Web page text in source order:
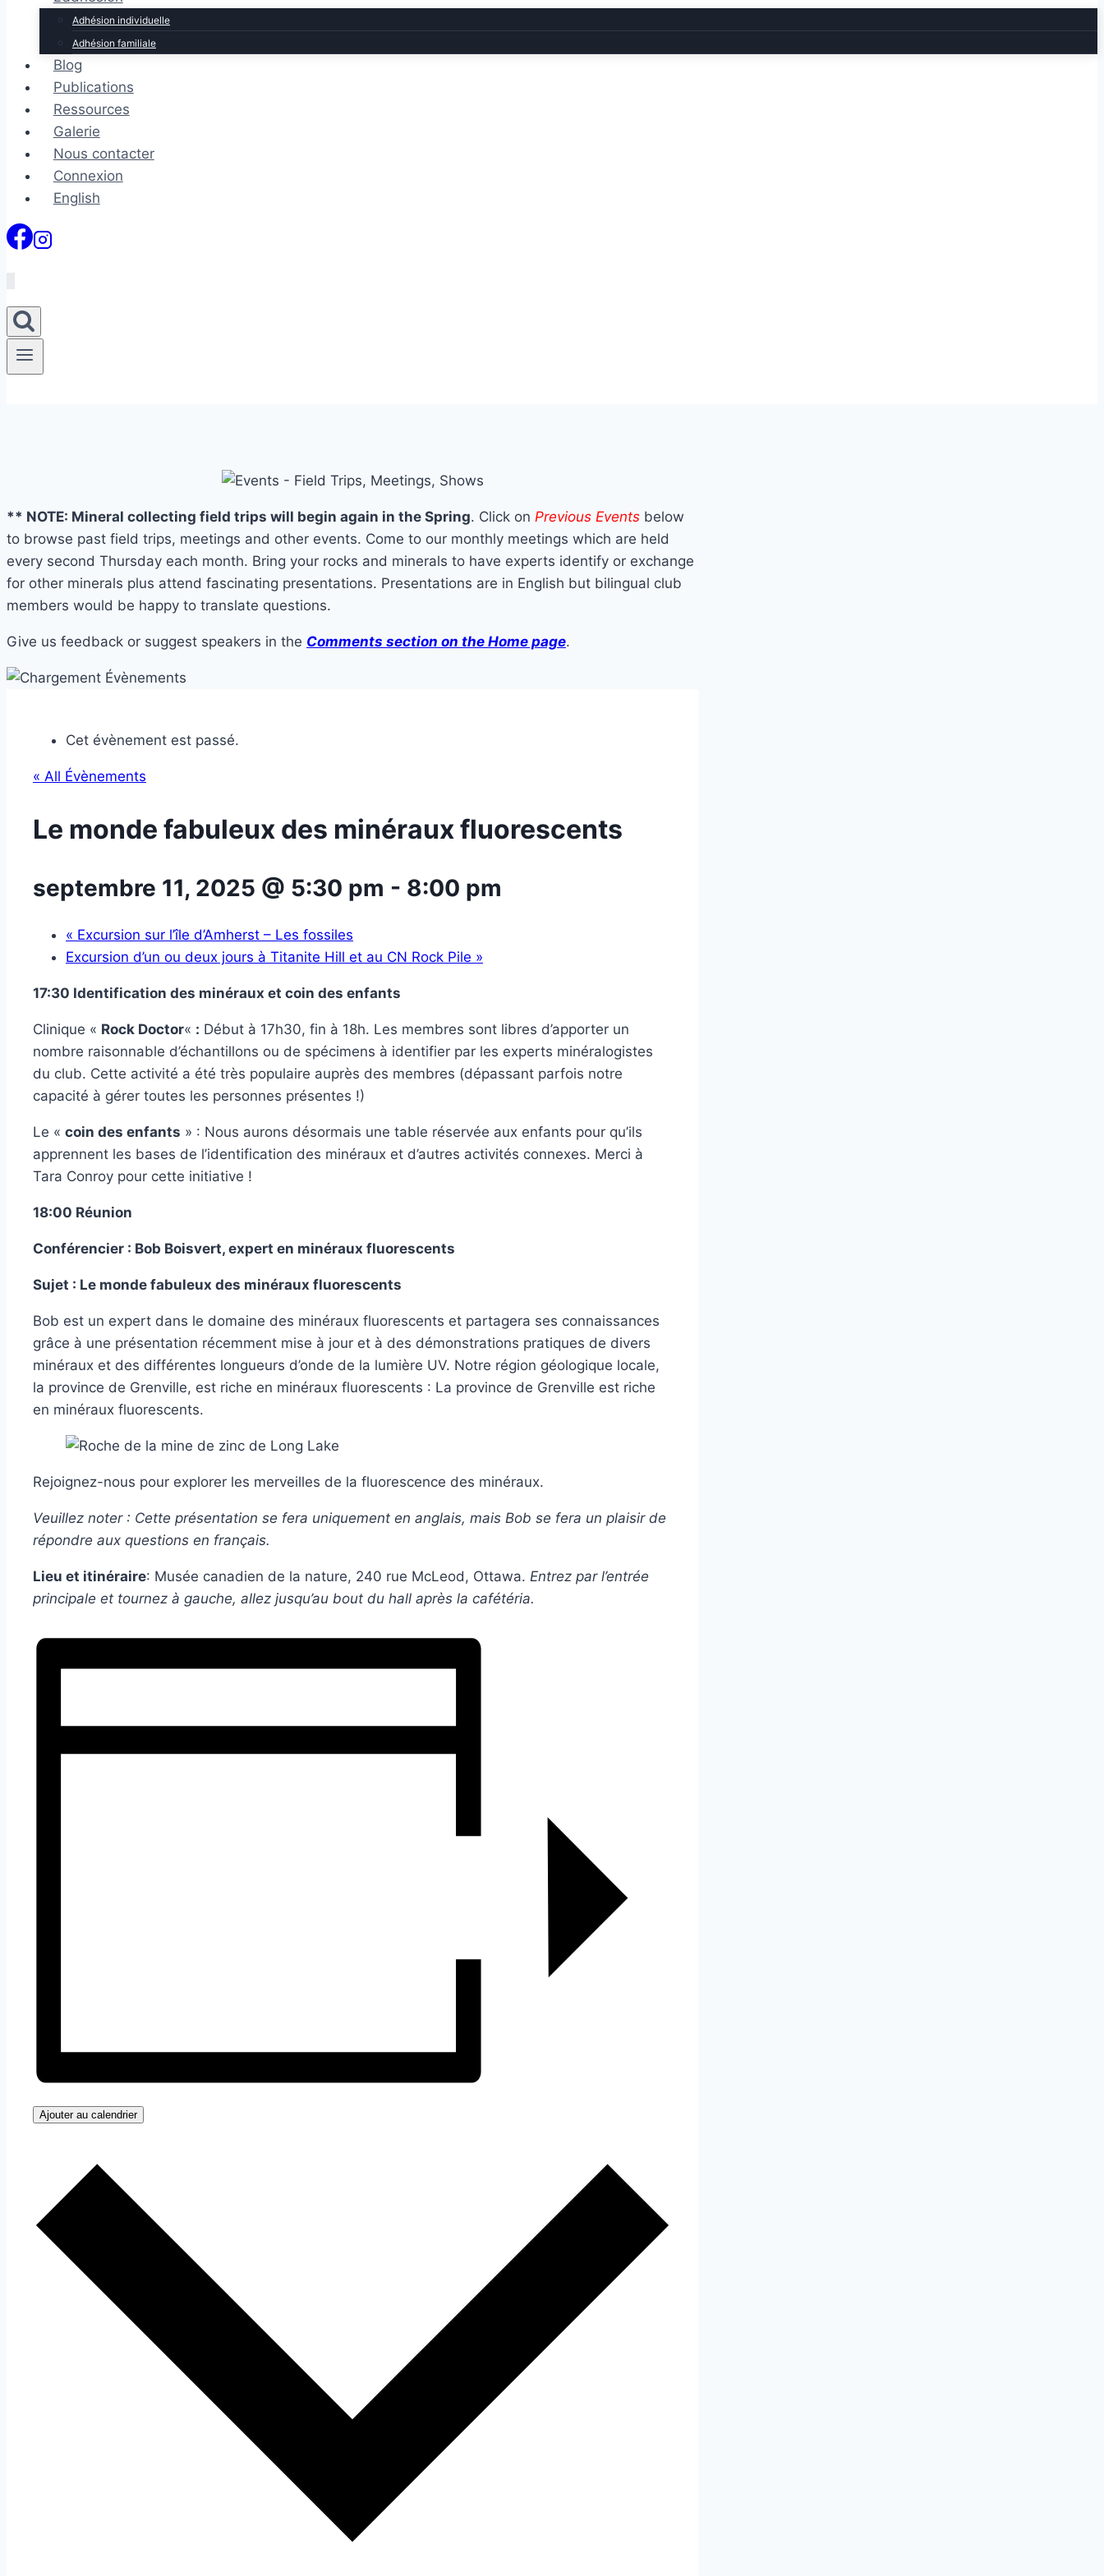
Adhésion individuelle
Adhésion familiale
Blog
Publications
Ressources
Galerie
Nous contacter
Connexion
English
** NOTE: Mineral collecting field trips will begin again in the Spring. Click on Previous Events below
to browse past field trips, meetings and other events. Come to our monthly meetings which are held
every second Thursday each month. Bring your rocks and minerals to have experts identify or exchange
for other minerals plus attend fascinating presentations. Presentations are in English but bilingual club
members would be happy to translate questions.
Give us feedback or suggest speakers in the Comments section on the Home page.
Cet évènement est passé.
« All Évènements
Le monde fabuleux des minéraux fluorescents
septembre 11, 2025 @ 5:30 pm - 8:00 pm
« Excursion sur l’île d’Amherst – Les fossiles
Excursion d’un ou deux jours à Titanite Hill et au CN Rock Pile »
17:30 Identification des minéraux et coin des enfants
Clinique « Rock Doctor« : Début à 17h30, fin à 18h. Les membres sont libres d’apporter un
nombre raisonnable d’échantillons ou de spécimens à identifier par les experts minéralogistes
du club. Cette activité a été très populaire auprès des membres (dépassant parfois notre
capacité à gérer toutes les personnes présentes !)
Le « coin des enfants » : Nous aurons désormais une table réservée aux enfants pour qu’ils
apprennent les bases de l’identification des minéraux et d’autres activités connexes. Merci à
Tara Conroy pour cette initiative !
18:00 Réunion
Conférencier : Bob Boisvert, expert en minéraux fluorescents
Sujet : Le monde fabuleux des minéraux fluorescents
Bob est un expert dans le domaine des minéraux fluorescents et partagera ses connaissances
grâce à une présentation récemment mise à jour et à des démonstrations pratiques de divers
minéraux et des différentes longueurs d’onde de la lumière UV. Notre région géologique locale,
la province de Grenville, est riche en minéraux fluorescents : La province de Grenville est riche
en minéraux fluorescents.
Rejoignez-nous pour explorer les merveilles de la fluorescence des minéraux.
Veuillez noter : Cette présentation se fera uniquement en anglais, mais Bob se fera un plaisir de
répondre aux questions en français.
Lieu et itinéraire: Musée canadien de la nature, 240 rue McLeod, Ottawa. Entrez par l’entrée
principale et tournez à gauche, allez jusqu’au bout du hall après la cafétéria.
Ajouter au calendrier